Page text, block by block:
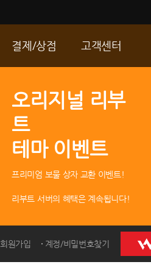
오리지널 리부
트 결전
테마 이벤
프리미엄 보물 상자 교환 이벤트!
리부트 서버의 혜택은 계속됩니다!
회원가입 계정/비밀번호찾기
결제/상점
마이 Wshop
내 캐시
고객센터
문의/신고
운영정책